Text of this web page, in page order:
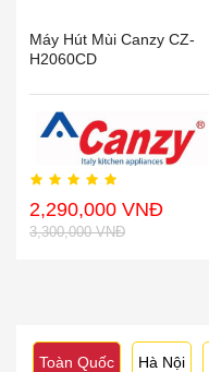
Máy Hút Mùi Canzy CZ-
H2060CD
2,290,000 VNĐ
3,300,000 VNĐ
Toàn Quốc Hà Nội